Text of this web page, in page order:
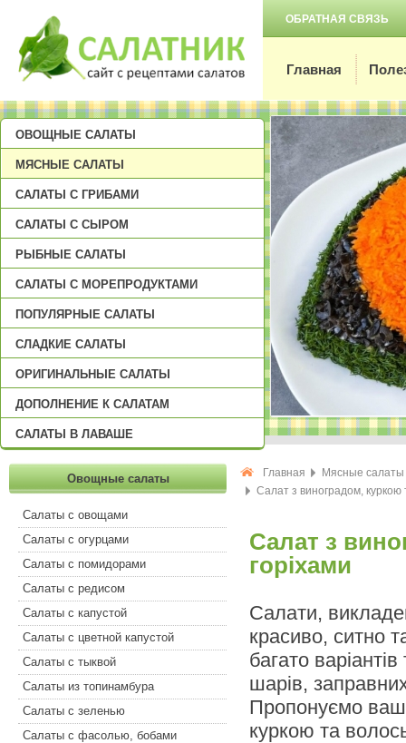
ОБРАТНАЯ СВЯЗЬ
Главная
ОВОЩНЫЕ САЛАТЫ
МЯСНЫЕ САЛАТЫ
САЛАТЫ С ГРИБАМИ
САЛАТЫ С СЫРОМ
РЫБНЫЕ САЛАТЫ
САЛАТЫ С МОРЕПРОДУКТАМИ
ПОПУЛЯРНЫЕ САЛАТЫ
СЛАДКИЕ САЛАТЫ
ОРИГИНАЛЬНЫЕ САЛАТЫ
ДОПОЛНЕНИЕ К САЛАТАМ
САЛАТЫ В ЛАВАШЕ
Овощные салаты
Салаты с овощами
Салаты с огурцами
Салаты с помидорами
Салаты с редисом
Салаты с капустой
Салаты с цветной капустой
Салаты с тыквой
Салаты из топинамбура
Салаты с зеленью
Салаты с фасолью, бобами
Главная
Мясные салаты
Салат з виноградом, куркою
Салат з
горіхами
Салати,
красиво, ситно
багато
шарів,
Пропонуємо
куркою та